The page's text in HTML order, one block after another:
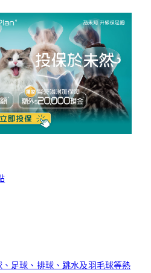
足球、排球、跳水及羽毛球等熱